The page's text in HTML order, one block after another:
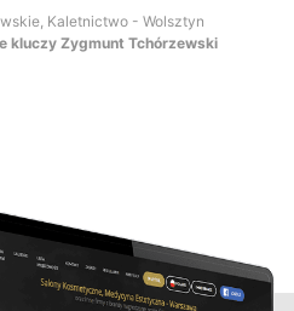
Kaletnictwo - Wolsztyn
kluczy Zygmunt Tchórzewski